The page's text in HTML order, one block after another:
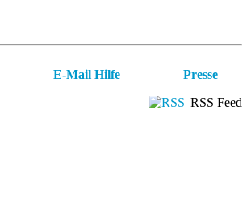
E-Mail Hilfe Presse
RSS Feed